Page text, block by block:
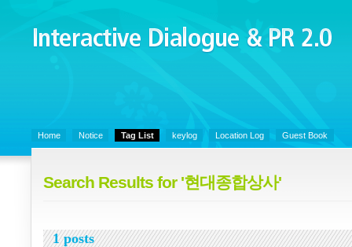
Interactive Dialogue &
PR 2.0
Home Notice Tag List keylog Location Log Guest Book
Search Results for '현대종합상사'
1 posts